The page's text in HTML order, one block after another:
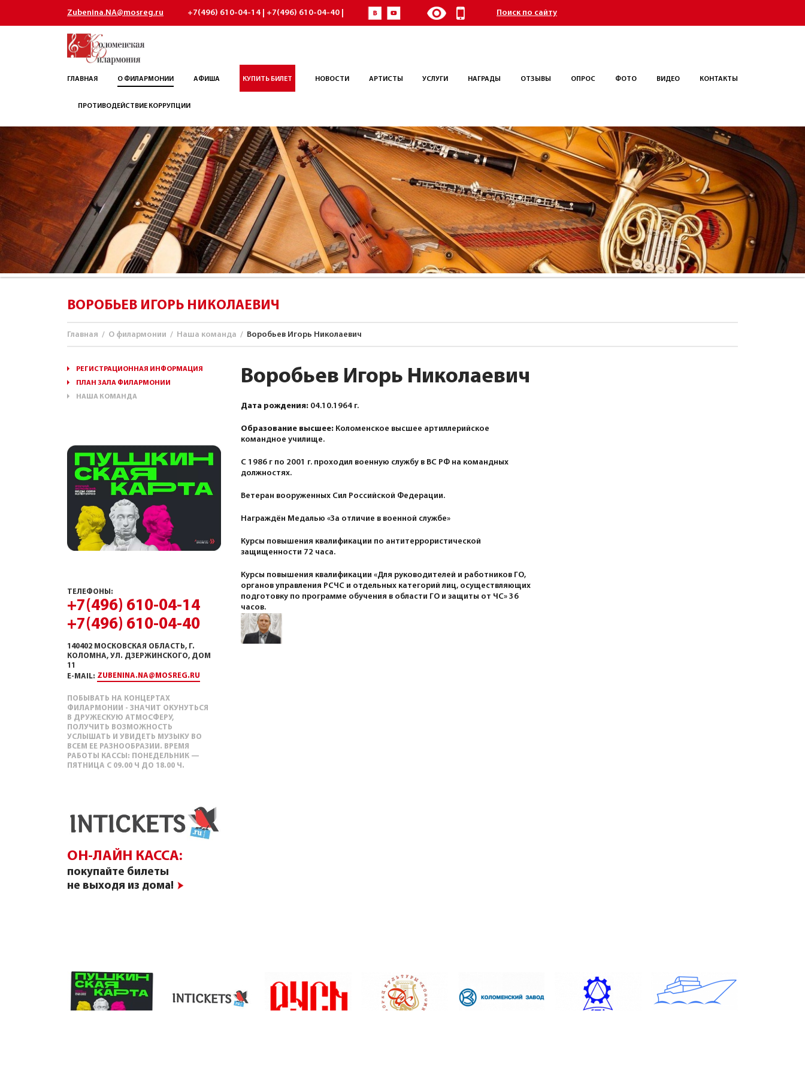
Zubenina.NA@mosreg.ru +7(496) 610-04-14 | +7(496) 610-04-40 | Поиск по сайту
ГЛАВНАЯ О ФИЛАРМОНИИ АФИША КУПИТЬ БИЛЕТ НОВОСТИ АРТИСТЫ УСЛУГИ НАГРАДЫ ОТЗЫВЫ ОПРОС ФОТО ВИДЕО КОНТАКТЫ
ПРОТИВОДЕЙСТВИЕ КОРРУПЦИИ
ВОРОБЬЕВ ИГОРЬ НИКОЛАЕВИЧ
Главная / О филармонии / Наша команда / Воробьев Игорь Николаевич
Воробьев Игорь Николаевич
Дата рождения: 04.10.1964 г.
Образование высшее: Коломенское высшее артиллерийское
командное училище.
С 1986 г по 2001 г. проходил военную службу в ВС РФ на командных
должностях.
Ветеран вооруженных Сил Российской Федерации.
Награждён Медалью «За отличие в военной службе»
Курсы повышения квалификации по антитеррористической
защищенности 72 часа.
Курсы повышения квалификации «Для руководителей и работников ГО,
органов управления РСЧС и отдельных категорий лиц, осуществляющих
подготовку по программе обучения в области ГО и защиты от ЧС» 36
часов.
РЕГИСТРАЦИОННАЯ ИНФОРМАЦИЯ
ПЛАН ЗАЛА ФИЛАРМОНИИ
НАША КОМАНДА
ТЕЛЕФОНЫ:
+7(496) 610-04-14
+7(496) 610-04-40
140402 МОСКОВСКАЯ ОБЛАСТЬ, Г.
КОЛОМНА, УЛ. ДЗЕРЖИНСКОГО, ДОМ
11
E-MAIL: ZUBENINA.NA@MOSREG.RU
ПОБЫВАТЬ НА КОНЦЕРТАХ
ФИЛАРМОНИИ - ЗНАЧИТ ОКУНУТЬСЯ
В ДРУЖЕСКУЮ АТМОСФЕРУ,
ПОЛУЧИТЬ ВОЗМОЖНОСТЬ
УСЛЫШАТЬ И УВИДЕТЬ МУЗЫКУ ВО
ВСЕМ ЕЕ РАЗНООБРАЗИИ. ВРЕМЯ
РАБОТЫ КАССЫ: ПОНЕДЕЛЬНИК —
ПЯТНИЦА С 09.00 Ч ДО 18.00 Ч.
ОН-ЛАЙН КАССА:
покупайте билеты
не выходя из дома!